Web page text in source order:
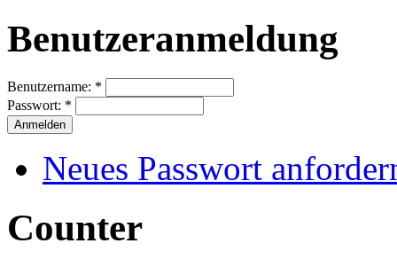
Benutzeranmeldung
Benutzername: *
Passwort: *
Neues Passwort
Counter